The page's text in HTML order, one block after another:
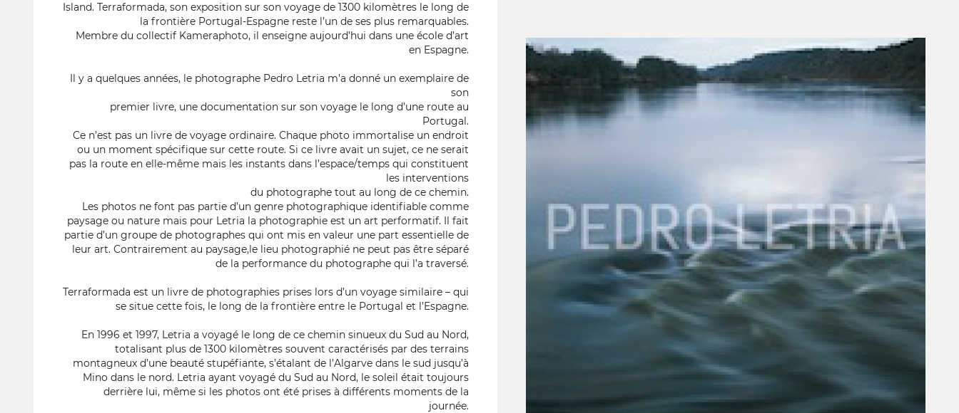
Island. Terraformada, son exposition sur son voyage de 1300 kilomètres le long de
la frontière Portugal-Espagne reste l’un de ses plus remarquables.
Membre du collectif Kameraphoto, il enseigne aujourd’hui dans une école d’art
en Espagne.
Il y a quelques années, le photographe Pedro Letria m’a donné un exemplaire de
son
premier livre, une documentation sur son voyage le long d’une route au
Portugal.
Ce n’est pas un livre de voyage ordinaire. Chaque photo immortalise un endroit
ou un moment spécifique sur cette route. Si ce livre avait un sujet, ce ne serait
pas la route en elle-même mais les instants dans l’espace/temps qui constituent
les interventions
du photographe tout au long de ce chemin.
Les photos ne font pas partie d’un genre photographique identifiable comme
paysage ou nature mais pour Letria la photographie est un art performatif. Il fait
partie d’un groupe de photographes qui ont mis en valeur une part essentielle de
leur art. Contrairement au paysage,le lieu photographié ne peut pas être séparé
de la performance du photographe qui l’a traversé.
Terraformada est un livre de photographies prises lors d’un voyage similaire – qui
se situe cette fois, le long de la frontière entre le Portugal et l’Espagne.
En 1996 et 1997, Letria a voyagé le long de ce chemin sinueux du Sud au Nord,
totalisant plus de 1300 kilomètres souvent caractérisés par des terrains
montagneux d’une beauté stupéfiante, s’étalant de l’Algarve dans le sud jusqu’à
Mino dans le nord. Letria ayant voyagé du Sud au Nord, le soleil était toujours
derrière lui, même si les photos ont été prises à différents moments de la
journée.